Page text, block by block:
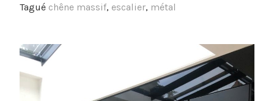
Tagué chêne massif, escalier, métal